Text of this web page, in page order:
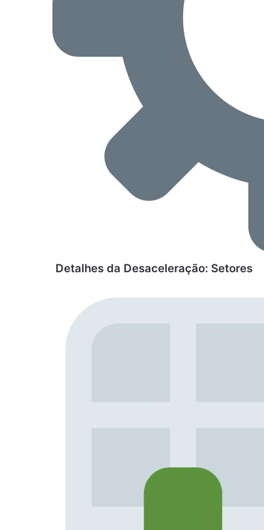
Detalhes da Desaceleração: Setores